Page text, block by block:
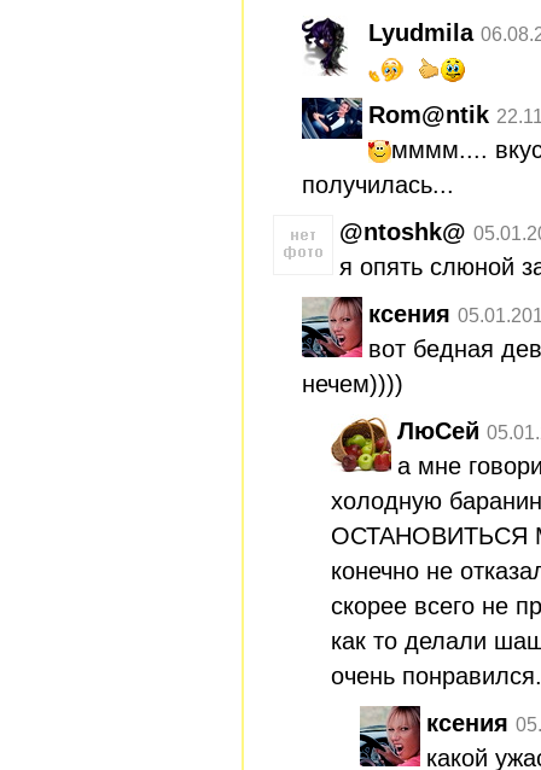
Lyudmila
Rom@ntik
мммм....
получилась...
@ntoshk@
я опять слюной
ксения
вот бедная
нечем))))
ЛюСей
а мне
холодную
ОСТАНОВИТЬСЯ
конечно не
скорее всего не
как то делали
очень понравился.
ксения
какой